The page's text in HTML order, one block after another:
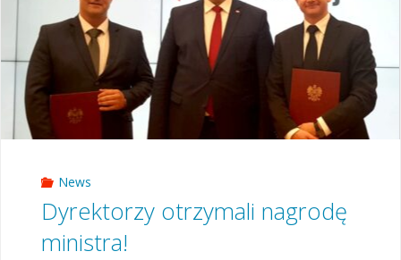
szkolny
2021/2022"
News
Dyrektorzy otrzymali nagrodę
ministra!